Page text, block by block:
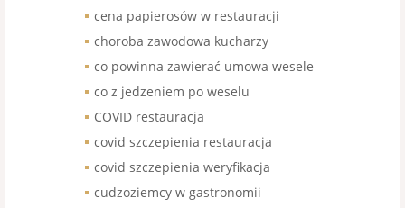
cena papierosów w restauracji
choroba zawodowa kucharzy
co powinna zawierać umowa wesele
co z jedzeniem po weselu
COVID restauracja
covid szczepienia restauracja
covid szczepienia weryfikacja
cudzoziemcy w gastronomii